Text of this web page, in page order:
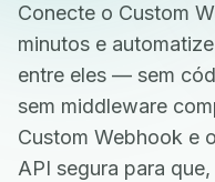
Conecte o Custom
minutos e
entre eles — sem
sem middleware
Custom Webhook e
API segura para